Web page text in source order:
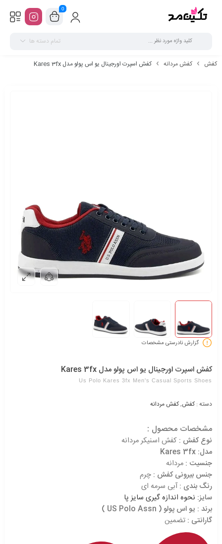
0
تمام دسته ها
کفش کفش مردانه کفش اسپرت اورجینال یو اس پولو مدل Kares 3fx
گزارش نادرستی مشخصات
کفش اسپرت اورجینال یو اس پولو مدل Kares 3fx
Us Polo Kares 3fx Men's Casual Sports Shoes
دسته :کفش,کفش مردانه
مشخصات محصول :
نوع کفش : کفش اسنیکر مردانه
مدل: Kares 3fx
جنسیت : مردانه
جنس بیرونی کفش : چرم
رنگ بندی :آبی سرمه ای
سایز: نحوه اندازه گیری سایز پا
برند : یو اس پولو ( US Polo Assn )
گارانتی : تضمین